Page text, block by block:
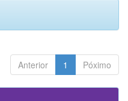
Anterior 1 Póximo